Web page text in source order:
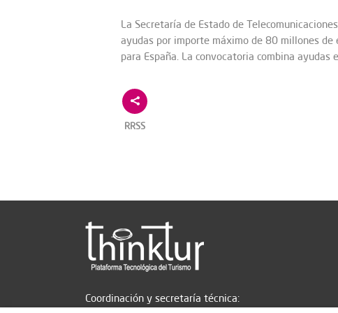
La Secretaría de Estado de
ayudas por importe máximo de 80 millones
para España. La convocatoria combina ayudas
RRSS
Coordinación y secretaría técnica: